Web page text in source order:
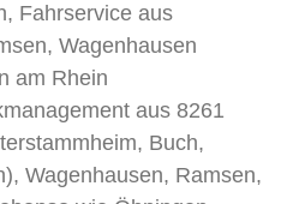
Fahrservice aus
Wagenhausen
am Rhein
aus 8261
Buch,
Wagenhausen, Ramsen,